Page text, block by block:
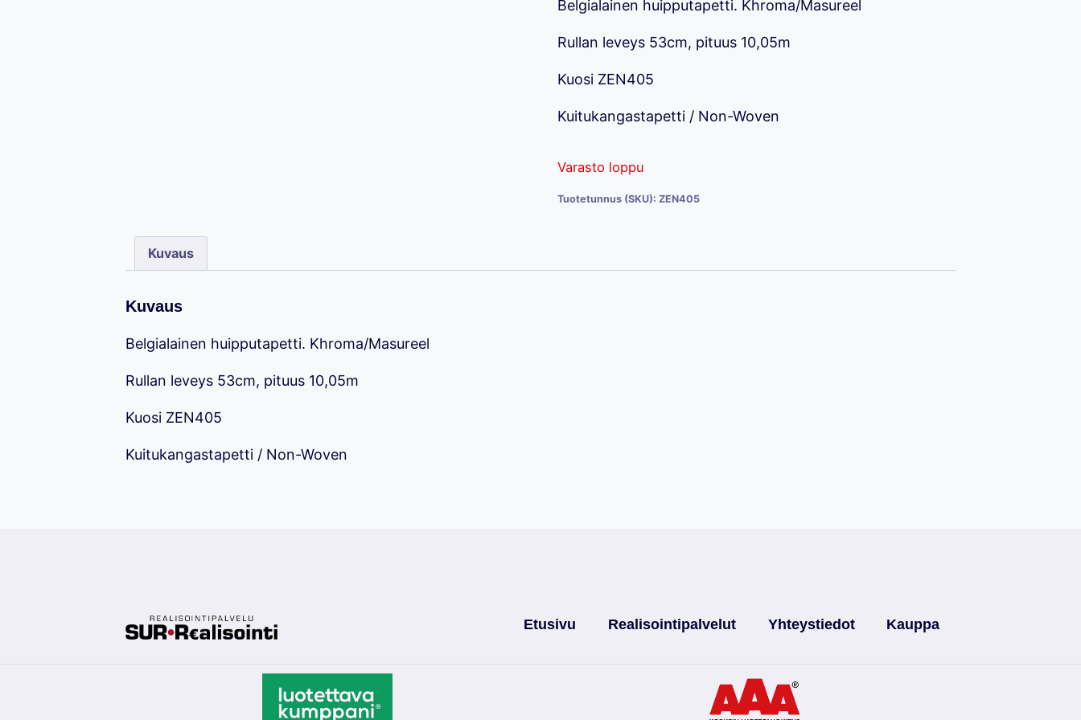
oli:
45,00 €.
on:
24,90 €.
Belgialainen huipputapetti. Khroma/Masureel
Rullan leveys 53cm, pituus 10,05m
Kuosi ZEN405
Kuitukangastapetti / Non-Woven
Varasto loppu
Tuotetunnus (SKU): ZEN405
Kuvaus
Kuvaus
Belgialainen huipputapetti. Khroma/Masureel
Rullan leveys 53cm, pituus 10,05m
Kuosi ZEN405
Kuitukangastapetti / Non-Woven
Etusivu Realisointipalvelut Yhteystiedot Kauppa